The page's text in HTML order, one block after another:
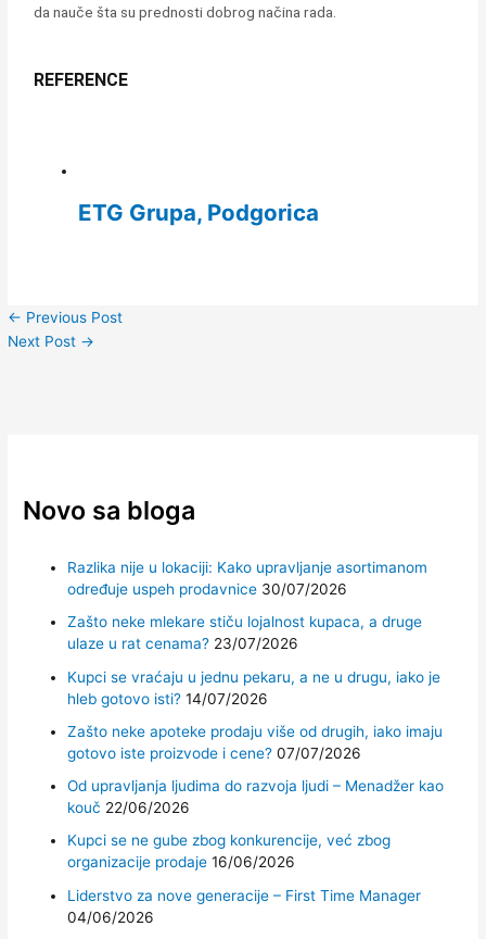
da nauče šta su prednosti dobrog načina rada.
REFERENCE
ETG Grupa, Podgorica
← Previous Post
Next Post →
Novo sa bloga
Razlika nije u lokaciji: Kako upravljanje asortimanom
određuje uspeh prodavnice 30/07/2026
Zašto neke mlekare stiču lojalnost kupaca, a druge
ulaze u rat cenama? 23/07/2026
Kupci se vraćaju u jednu pekaru, a ne u drugu, iako je
hleb gotovo isti? 14/07/2026
Zašto neke apoteke prodaju više od drugih, iako imaju
gotovo iste proizvode i cene? 07/07/2026
Od upravljanja ljudima do razvoja ljudi – Menadžer kao
kouč 22/06/2026
Kupci se ne gube zbog konkurencije, već zbog
organizacije prodaje 16/06/2026
Liderstvo za nove generacije – First Time Manager
04/06/2026